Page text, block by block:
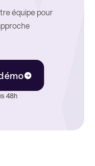
équipe pour
48h